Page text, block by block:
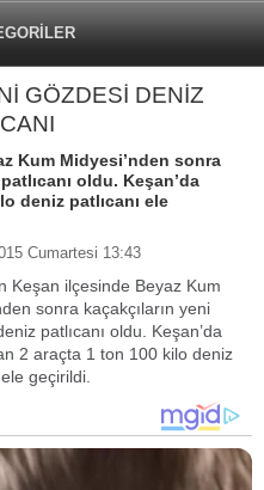
GÖZDESİ DENİZ
Kum Midyesi’nden sonra
oldu. Keşan’da
deniz patlıcanı ele
Cumartesi 13:43
Keşan ilçesinde Beyaz Kum
sonra kaçakçıların yeni
patlıcanı oldu. Keşan’da
2 araçta 1 ton 100 kilo deniz
ele geçirildi.